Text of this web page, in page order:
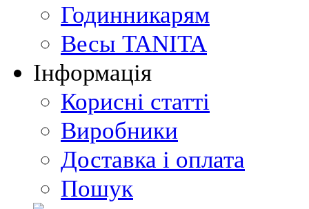
Годинникарям
Весы TANITA
Інформація
Корисні статті
Виробники
Доставка і оплата
Пошук